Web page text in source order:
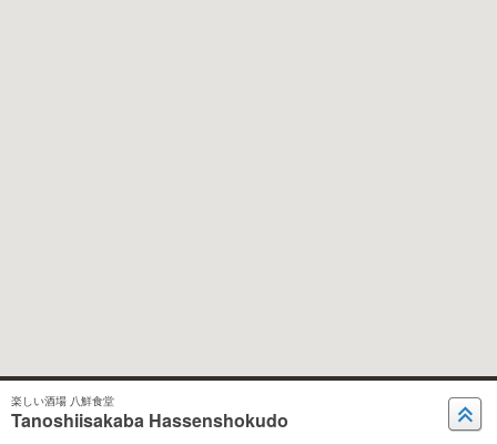
楽しい酒場 八鮮食堂
Tanoshiisakaba Hassenshokudo